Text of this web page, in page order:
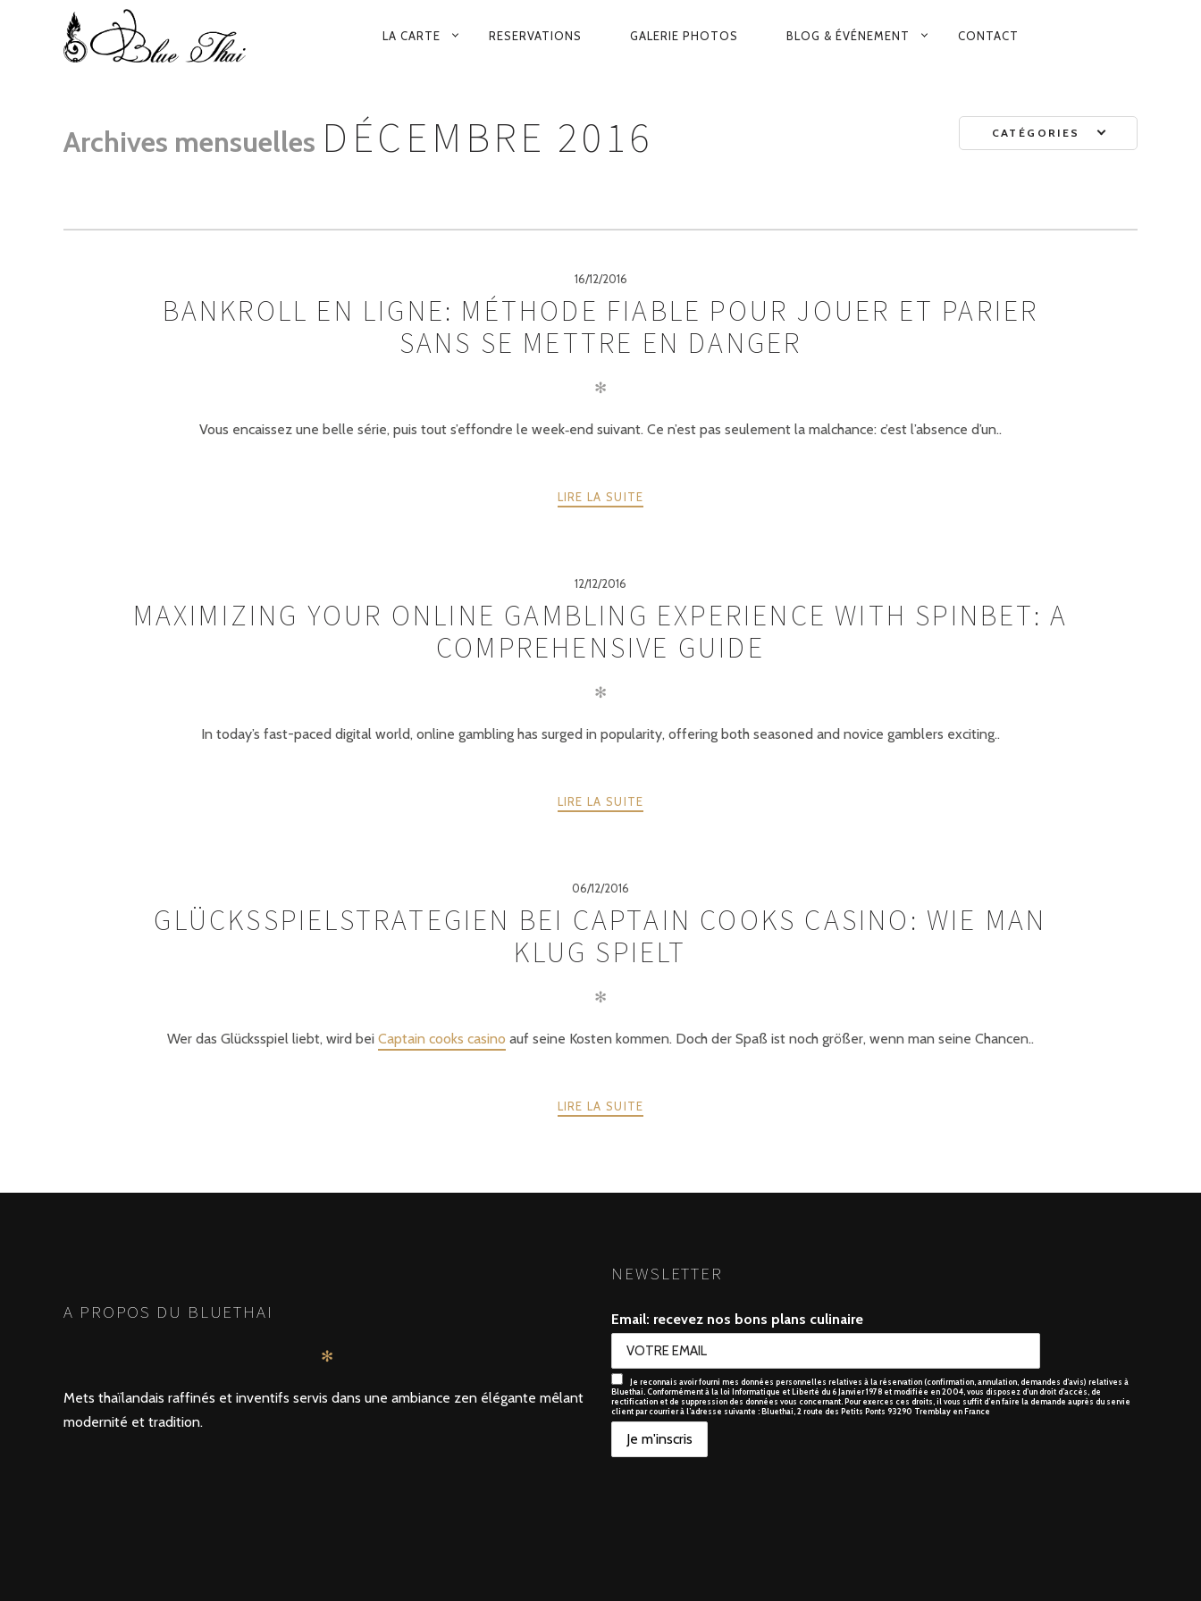
NAVIGATION
LA CARTE RESERVATIONS GALERIE PHOTOS BLOG & ÉVÉNEMENT CONTACT
Archives mensuelles DÉCEMBRE 2016 CATÉGORIES
16/12/2016
BANKROLL EN LIGNE: MÉTHODE FIABLE POUR JOUER ET PARIER
SANS SE METTRE EN DANGER
✻
Vous encaissez une belle série, puis tout s’effondre le week‑end suivant. Ce n’est pas seulement la malchance: c’est l’absence d’un..
LIRE LA SUITE
12/12/2016
MAXIMIZING YOUR ONLINE GAMBLING EXPERIENCE WITH SPINBET: A
COMPREHENSIVE GUIDE
✻
In today’s fast-paced digital world, online gambling has surged in popularity, offering both seasoned and novice gamblers exciting..
LIRE LA SUITE
06/12/2016
GLÜCKSSPIELSTRATEGIEN BEI CAPTAIN COOKS CASINO: WIE MAN
KLUG SPIELT
✻
Wer das Glücksspiel liebt, wird bei Captain cooks casino auf seine Kosten kommen. Doch der Spaß ist noch größer, wenn man seine Chancen..
LIRE LA SUITE
A PROPOS DU BLUETHAI
✻
Mets thaïlandais raffinés et inventifs servis dans une ambiance zen élégante mêlant
modernité et tradition.
NEWSLETTER
Email: recevez nos bons plans culinaire
Je reconnais avoir fourni mes données personnelles relatives à la réservation (confirmation, annulation, demandes d’avis) relatives à
Bluethai. Conformément à la loi Informatique et Liberté du 6 Janvier 1978 et modifiée en 2004, vous disposez d’un droit d’accès, de
rectification et de suppression des données vous concernant. Pour exerces ces droits, il vous suffit d’en faire la demande auprès du servie
client par courrier à l’adresse suivante : Bluethai, 2 route des Petits Ponts 93290 Tremblay en France